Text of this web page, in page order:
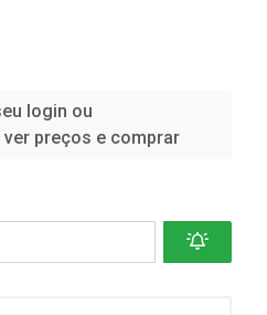
login ou
preços e comprar